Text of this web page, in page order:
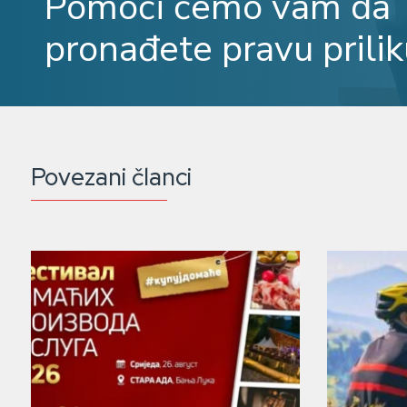
pronađete pravu
Povezani članci